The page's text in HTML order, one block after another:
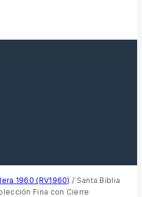
1960 (RV1960) / Santa Biblia
Fina con Cierre